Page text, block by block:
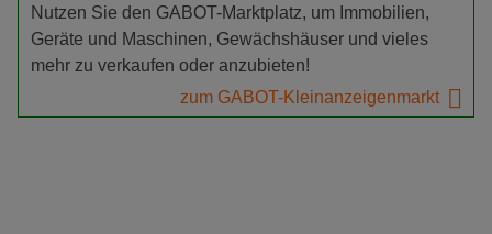
Nutzen Sie den GABOT-Marktplatz, um Immobilien,
Geräte und Maschinen, Gewächshäuser und vieles
mehr zu verkaufen oder anzubieten!
zum GABOT-Kleinanzeigenmarkt